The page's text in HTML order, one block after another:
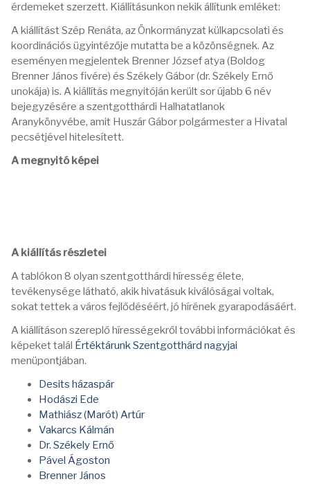
érdemeket szerzett. Kiállításunkon nekik állítunk emléket:
A kiállítást Szép Renáta, az Önkormányzat külkapcsolati és
koordinációs ügyintézője mutatta be a közönségnek. Az
eseményen megjelentek Brenner József atya (Boldog
Brenner János fivére) és Székely Gábor (dr. Székely Ernő
unokája) is. A kiállítás megnyitóján került sor újabb 6 név
bejegyzésére a szentgotthárdi Halhatatlanok
Aranykönyvébe, amit Huszár Gábor polgármester a Hivatal
pecsétjével hitelesített.
A megnyitó képei
A kiállítás részletei
A tablókon 8 olyan szentgotthárdi híresség élete,
tevékenysége látható, akik hivatásuk kiválóságai voltak,
sokat tettek a város fejlődéséért, jó hírének gyarapodásáért.
A kiállításon szereplő hírességekről további információkat és
képeket talál Értéktárunk Szentgotthárd nagyjai
menüpontjában.
Desits házaspár
Hodászi Ede
Mathiász (Marót) Artúr
Vakarcs Kálmán
Dr. Székely Ernő
Pável Ágoston
Brenner János